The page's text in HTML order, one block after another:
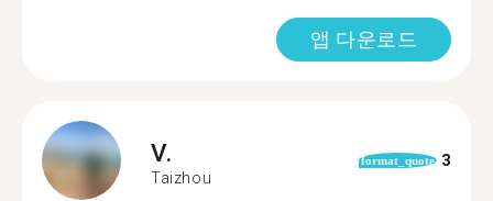
앱 다운로드
V.
Taizhou
format_quote 3